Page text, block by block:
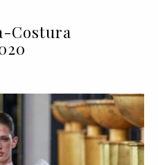
Costura